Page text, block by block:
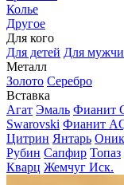
Колье
Другое
Для кого
Для детей Для
Металл
Золото Серебро
Вставка
Агат Эмаль Фианит
Swarovski Фианит
Цитрин Янтарь
Рубин Сапфир Топаз
Кварц Жемчуг Иск.